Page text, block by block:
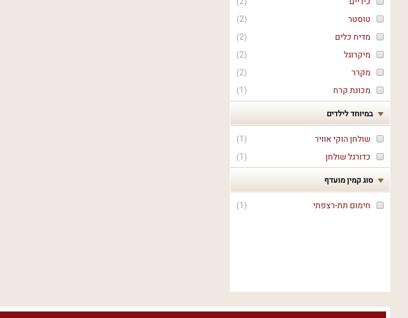
(
2
)
טוסטר
(
2
)
מדיח כלים
(
2
)
מיקרוגל
(
2
)
מקרר
(
1
) מכונת קרח
במיוחד לילדים
(
1
)
שולחן הוקי אוויר
(
1
) כדורגל שולחן
סוג קמין מועדף
(
1
) חימום תת-רצפתי